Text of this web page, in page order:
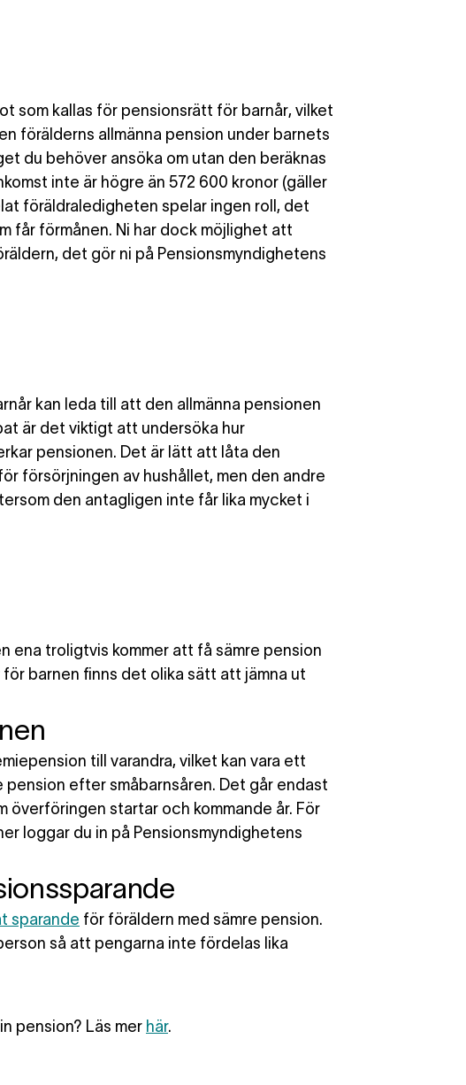
som kallas för pensionsrätt för barnår, vilket
förälderns allmänna pension under barnets
du behöver ansöka om utan den beräknas
inte är högre än 572 600 kronor (gäller
föräldraledigheten spelar ingen roll, det
får förmånen. Ni har dock möjlighet att
det gör ni på Pensionsmyndighetens
kan leda till att den allmänna pensionen
är det viktigt att undersöka hur
pensionen. Det är lätt att låta den
försörjningen av hushållet, men den andre
den antagligen inte får lika mycket i
ena troligtvis kommer att få sämre pension
barnen finns det olika sätt att jämna ut
till varandra, vilket kan vara ett
efter småbarnsåren. Det går endast
startar och kommande år. För
loggar du in på Pensionsmyndighetens
sparande för föräldern med sämre pension.
så att pengarna inte fördelas lika
pension? Läs mer här.